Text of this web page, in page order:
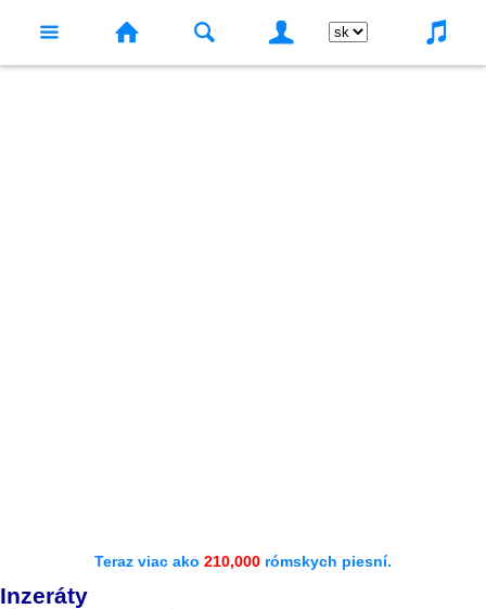
Teraz viac ako 210,000 rómskych piesní.
Inzeráty